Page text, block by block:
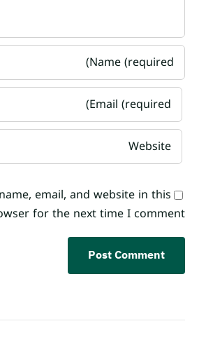
email, and website in this
for the next time I comment.